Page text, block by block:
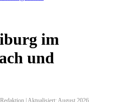
im
und
| Aktualisiert: August 2026